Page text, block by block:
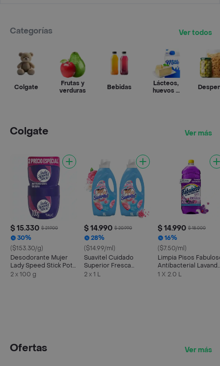
Categorías Ver todos
Colgate
Frutas y
verduras
Bebidas
Lácteos,
huevos y
Colgate Ver más
$ 15.330 $ 21.900
30%
($153.30/g)
Desodorante Mujer
Lady Speed Stick Pote
24/7 Talc 100 g x 2 Und
2 x 100 g
$ 14.990 $ 20.990
28%
($14.99/ml)
Suavitel Cuidado
Superior Fresca
Primavera 1L x 2
2 x 1 L
$ 14.990 $ 18.000
16%
($7.50/ml)
Limpia Pisos
Antibacterial
2 L
1 X 2.0 L
Ofertas Ver más